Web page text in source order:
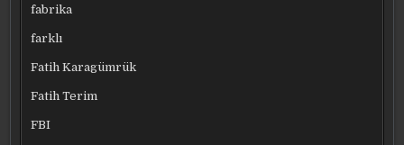
fabrika
farklı
Fatih Karagümrük
Fatih Terim
FBI